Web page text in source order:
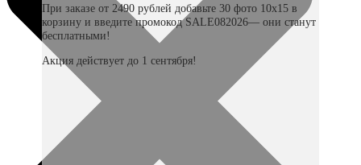
При заказе от 2490 рублей добавьте 30 фото 10х15 в
корзину и введите промокод SALE082026— они станут
бесплатными!
Акция действует до 1 сентября!